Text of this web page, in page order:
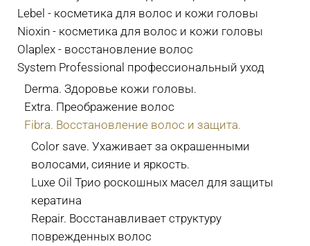
Lebel - косметика для волос и кожи головы
Nioxin - косметика для волос и кожи головы
Olaplex - восстановление волос
System Professional профессиональный уход
Derma. Здоровье кожи головы.
Extra. Преображение волос
Fibra. Восстановление волос и защита.
Color save. Ухаживает за окрашенными
волосами, сияние и яркость.
Luxe Oil Трио роскошных масел для защиты
кератина
Repair. Восстанавливает структуру
поврежденных волос